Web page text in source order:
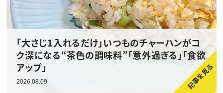
「大さじ1入れるだけ」いつものチャーハンがコ
ク深になる“茶色の調味料”「意外過ぎる」「食欲
アップ」
2026.08.09